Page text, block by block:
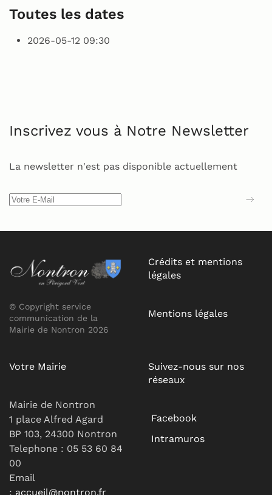
Toutes les dates
2026-05-12 09:30
Inscrivez vous à Notre Newsletter
La newsletter n'est pas disponible actuellement
© Copyright service
communication de la
Mairie de Nontron 2026
Crédits et mentions
légales
Mentions légales
Votre Mairie
Mairie de Nontron
1 place Alfred Agard
BP 103, 24300 Nontron
Telephone : 05 53 60 84
00
Email
: accueil@nontron.fr
Suivez-nous sur nos
réseaux
Facebook
Intramuros